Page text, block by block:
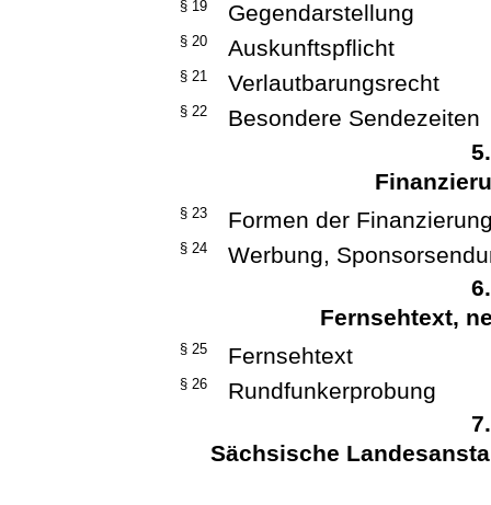
§ 19 Gegendarstellung
§ 20 Auskunftspflicht
§ 21 Verlautbarungsrecht
§ 22
Besondere Sendezeiten
§ 23 Formen der
§ 24
Werbung,
Fernsehtext,
§ 25 Fernsehtext
§ 26
Rundfunkerprobung
Sächsische